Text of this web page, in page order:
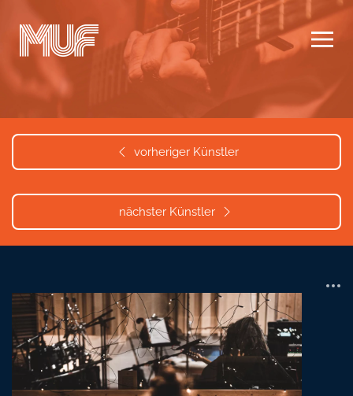
Zum Hauptinhalt springen
vorheriger Künstler
nächster Künstler